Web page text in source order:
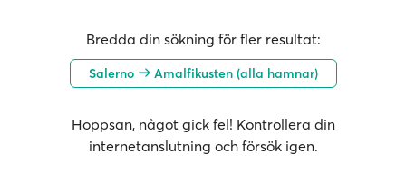
Bredda din sökning för fler resultat:
Salerno Amalfikusten (alla hamnar)
Hoppsan, något gick fel! Kontrollera din
internetanslutning och försök igen.